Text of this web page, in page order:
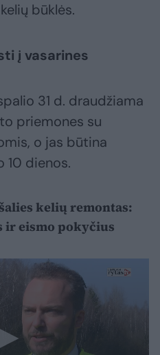
būklės.
į vasarines
31 d. draudžiama
priemones su
o jas būtina
10 dienos.
kelių remontas:
ir eismo pokyčius